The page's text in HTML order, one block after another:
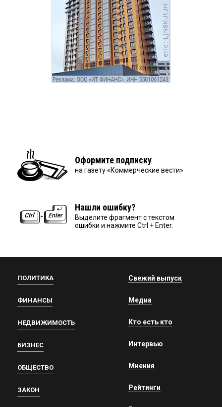
Оформите подписку
на газету «Коммерческие вести»
Нашли ошибку?
Выделите фрагмент с текстом
ошибки и нажмите Ctrl + Enter.
ПОЛИТИКА
ФИНАНСЫ
НЕДВИЖИМОСТЬ
БИЗНЕС
ОБЩЕСТВО
ЗАКОН
Свежий выпуск
Медиа
Кто есть кто
Интервью
Мнения
Рейтинги